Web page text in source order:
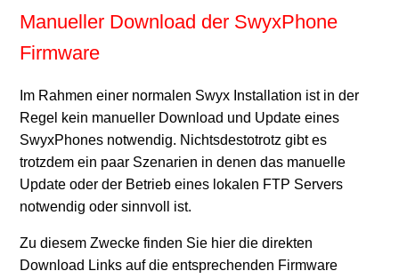
Manueller Download der SwyxPhone
Firmware
Im Rahmen einer normalen Swyx Installation ist in der
Regel kein manueller Download und Update eines
SwyxPhones notwendig. Nichtsdestotrotz gibt es
trotzdem ein paar Szenarien in denen das manuelle
Update oder der Betrieb eines lokalen FTP Servers
notwendig oder sinnvoll ist.
Zu diesem Zwecke finden Sie hier die direkten
Download Links auf die entsprechenden Firmware